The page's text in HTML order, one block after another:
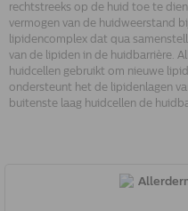
rechtstreeks op de huid toe te
vermogen van de huidweerstand
lipidencomplex dat qua
van de lipiden in de huidbarrière.
huidcellen gebruikt om nieuwe
ondersteunt het de lipidenlagen
buitenste laag huidcellen de